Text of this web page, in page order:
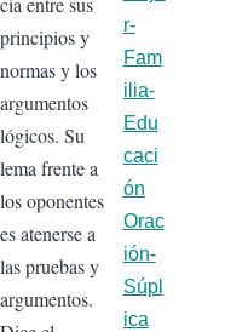
principios y
normas y los
argu­mentos
lógicos. Su
lema frente a
los oponentes
es atenerse a
las pruebas y
argumentos.
r-
Fam
ilia-
Edu
caci
ón
Orac
ión-
Súpl
ica